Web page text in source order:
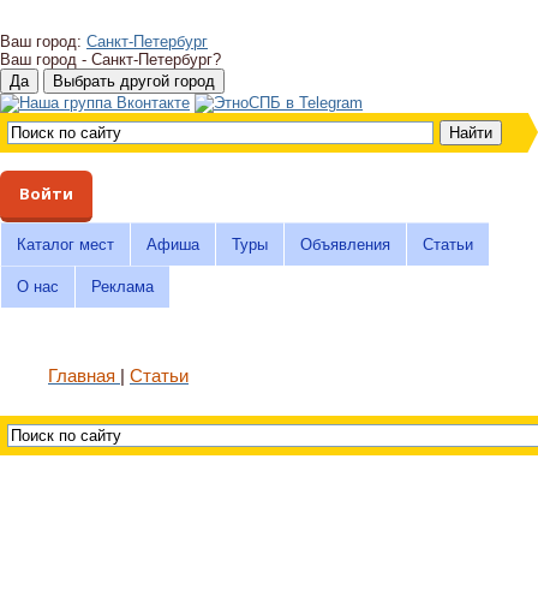
Ваш город: Санкт-Петербург
Ваш город - Санкт-Петербург?
Войти
Каталог мест Афиша Туры Объявления Статьи
О нас Реклама
Главная Статьи